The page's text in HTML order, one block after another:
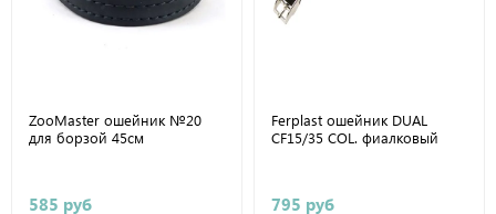
ZooMaster ошейник №20
для борзой 45см
585 руб
Ferplast ошейник DUAL
CF15/35 COL. фиалковый
795 руб